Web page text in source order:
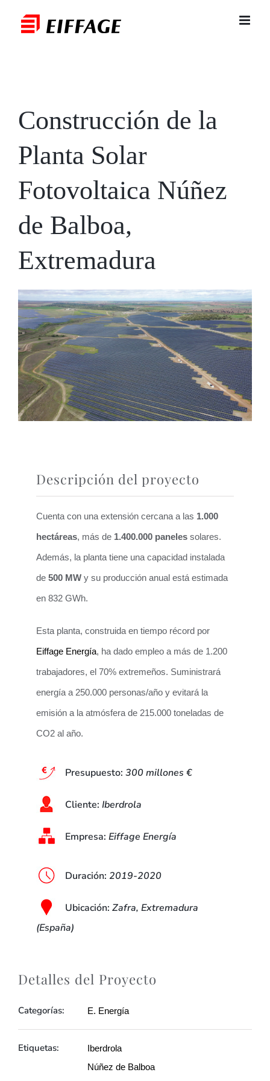
Construcción de la
Planta Solar
Fotovoltaica Núñez
de Balboa,
Extremadura
Descripción del proyecto
Cuenta con una extensión cercana a las 1.000
hectáreas, más de 1.400.000 panelessolares.
Además, la planta tiene una capacidad instalada
de 500 MWy su producción anual está estimada
en 832 GWh.
Esta planta, construida en tiempo récord por
Eiffage Energía, ha dado empleo a más de 1.200
trabajadores, el 70% extremeños. Suministrará
energía a 250.000 personas/año y evitará la
emisión a la atmósfera de 215.000 toneladas de
CO2 al año.
Presupuesto: 300 millones €
Cliente: Iberdrola
Empresa: Eiffage Energía
Duración: 2019-2020
Ubicación: Zafra, Extremadura
(España)
Detalles del Proyecto
Categorías: E. Energía
Etiquetas:
Iberdrola
Núñez de Balboa